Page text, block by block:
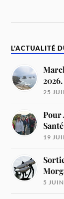
L’ACTUALITÉ
2026.
25
Pour
Santé
19
5